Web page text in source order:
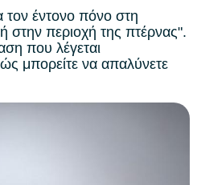
έντονο πόνο στη
στην περιοχή της πτέρνας".
που λέγεται
μπορείτε να απαλύνετε